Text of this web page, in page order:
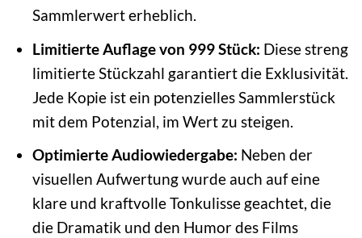
Sammlerwert erheblich.
Limitierte Auflage von 999 Stück: Diese streng
limitierte Stückzahl garantiert die Exklusivität.
Jede Kopie ist ein potenzielles Sammlerstück
mit dem Potenzial, im Wert zu steigen.
Optimierte Audiowiedergabe: Neben der
visuellen Aufwertung wurde auch auf eine
klare und kraftvolle Tonkulisse geachtet, die
die Dramatik und den Humor des Films